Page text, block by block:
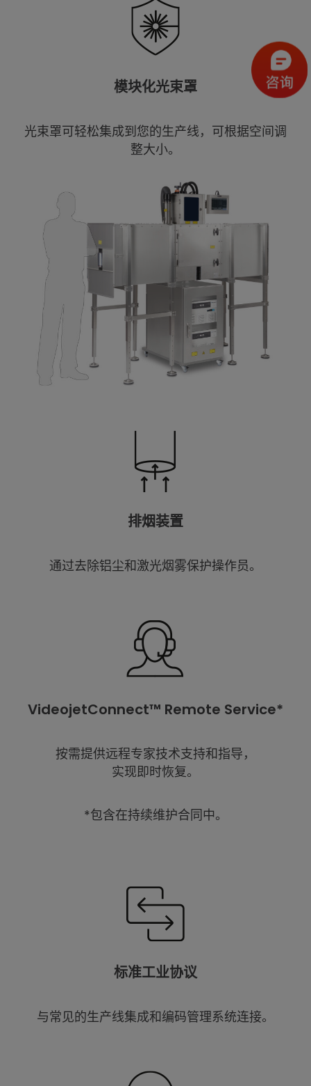
模块化光束罩
光束罩可轻松集成到您的生产线，可根据空间调
整大小。
排烟装置
通过去除铝尘和激光烟雾保护操作员。
VideojetConnect™ Remote Service*
按需提供远程专家技术支持和指导，
实现即时恢复。
*包含在持续维护合同中。
标准工业协议
与常见的生产线集成和编码管理系统连接。